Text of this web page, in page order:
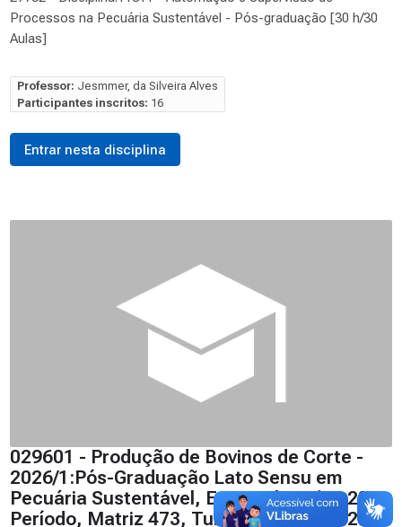
Processos na Pecuária Sustentável - Pós-graduação [30 h/30
Aulas]
Professor: Jesmmer, da Silveira Alves
Participantes inscritos: 16
Entrar nesta disciplina
029601 - Produção de Bovinos de Corte -
2026/1:Pós-Graduação Lato Sensu em
Pecuária Sustentável, Especialização, 2º
Período, Matriz 473, Turno Integral (2026)